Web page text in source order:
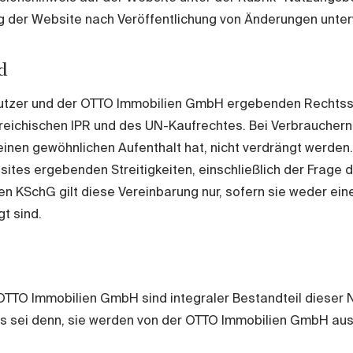
Website nach Veröffentlichung von Änderungen
und der OTTO Immobilien GmbH ergebenden
IPR und des UN-Kaufrechtes. Bei
gewöhnlichen Aufenthalt hat, nicht verdrängt
ergebenden Streitigkeiten, einschließlich der Frage
KSchG gilt diese Vereinbarung nur, sofern sie weder
sind.
Immobilien GmbH sind integraler Bestandteil dieser
sei denn, sie werden von der OTTO Immobilien GmbH